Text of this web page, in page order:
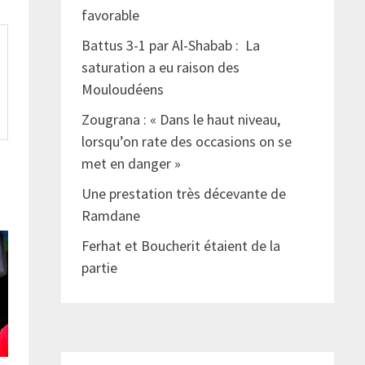
favorable
Battus 3-1 par Al-Shabab : La
saturation a eu raison des
Mouloudéens
Zougrana : « Dans le haut niveau,
lorsqu’on rate des occasions on se
met en danger »
Une prestation très décevante de
Ramdane
Ferhat et Boucherit étaient de la
partie